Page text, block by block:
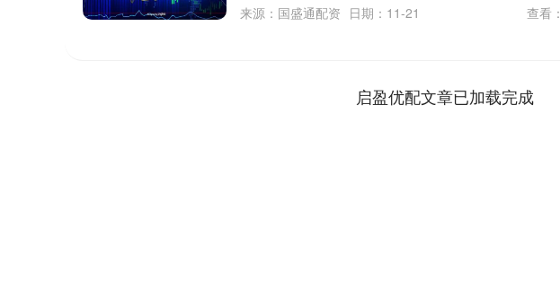
来源：国盛通配资 日期：11-21 查看：
启盈优配文章已加载完成